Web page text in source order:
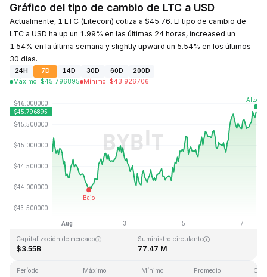
Gráfico del tipo de cambio de LTC a USD
Actualmente, 1 LTC (Litecoin) cotiza a $45.76. El tipo de cambio de
LTC a USD ha up un 1.99% en las últimas 24 horas, increased un
1.54% en la última semana y slightly upward un 5.54% en los últimos
30 días.
24H 7D 14D 30D 60D
200D
Máximo: $45.796895 Mínimo: $43.926706
Última actualización: 2026-08-07, 11:46 GMT+0
Máximo histórico
Capitalización de mercado
$3.55B
Suministro circulante
77.47 M
Período Máximo Mínimo Promedio